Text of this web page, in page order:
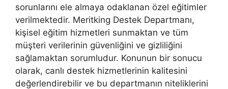
sorunlarını ele almaya odaklanan özel eğitimler
verilmektedir. Meritking Destek Departmanı,
kişisel eğitim hizmetleri sunmaktan ve tüm
müşteri verilerinin güvenliğini ve gizliliğini
sağlamaktan sorumludur. Konunun bir sonucu
olarak, canlı destek hizmetlerinin kalitesini
değerlendirebilir ve bu departmanın niteliklerini